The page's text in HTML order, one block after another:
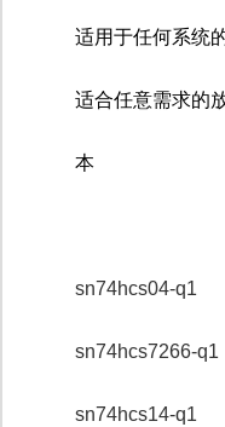
适用于任何系统
适合任意需求的
本
sn74hcs04-q1
sn74hcs7266-q1
sn74hcs14-q1